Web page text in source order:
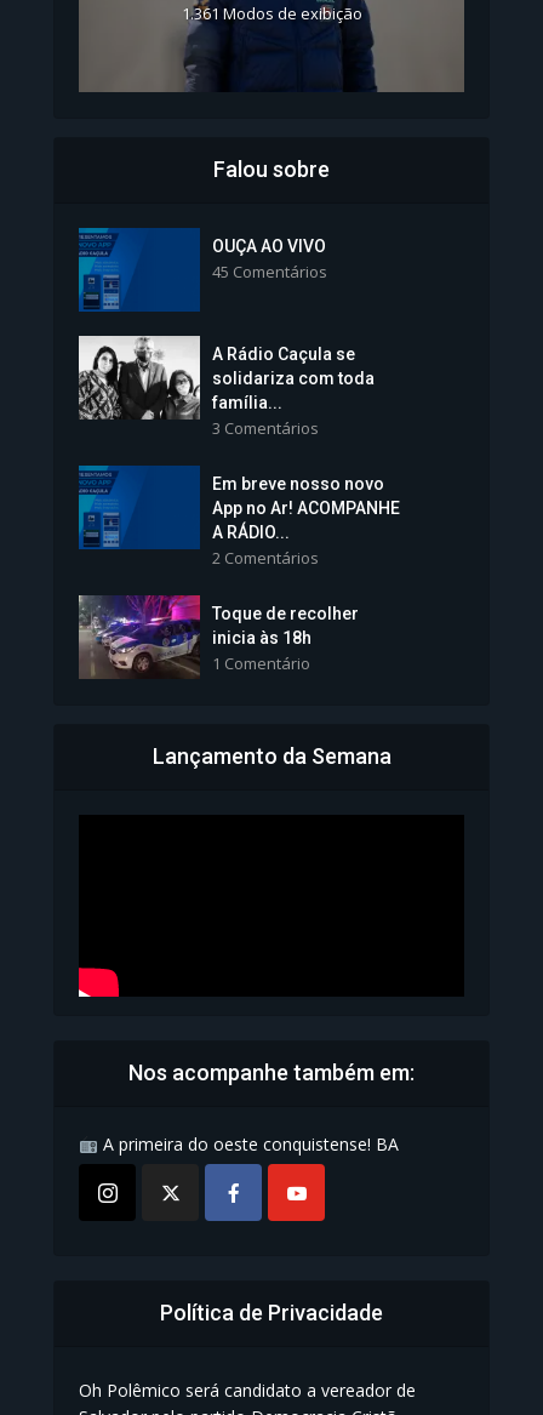
1.361 Modos de exibição
Colégios da Polícia...
Vice-Prefeita Sheila Lemos
tomará posse nesta...
1.101 Modos de exibição
Bahia inicia emissão da
Falou sobre
OUÇA AO VIVO
45 Comentários
A Rádio Caçula se
solidariza com toda
família...
3 Comentários
Em breve nosso novo
App no Ar! ACOMPANHE
A RÁDIO...
2 Comentários
Toque de recolher
inicia às 18h
1 Comentário
Lançamento da Semana
Nos acompanhe também em:
A primeira do oeste conquistense! BA
Política de Privacidade
Oh Polêmico será candidato a vereador de